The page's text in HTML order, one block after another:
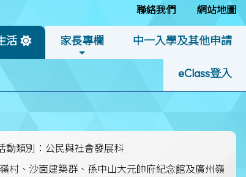
聯絡我們 網站地圖
活 家長專欄 中一入學及其他申請
eClass登入
動類別：公民與社會發展科
村、沙面建築群、孫中山大元帥府紀念館及廣州嶺